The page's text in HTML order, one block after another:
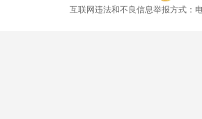
互联网违法和不良信息举报方式：